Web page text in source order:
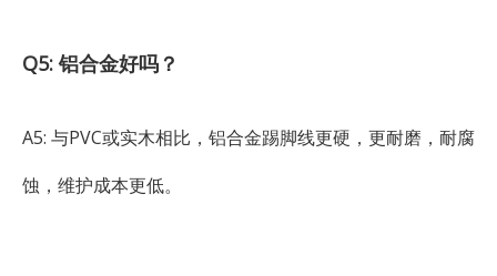
Q5: 铝合金好吗？
A5: 与PVC或实木相比，铝合金踢脚线更硬，更耐磨，耐腐
蚀，维护成本更低。